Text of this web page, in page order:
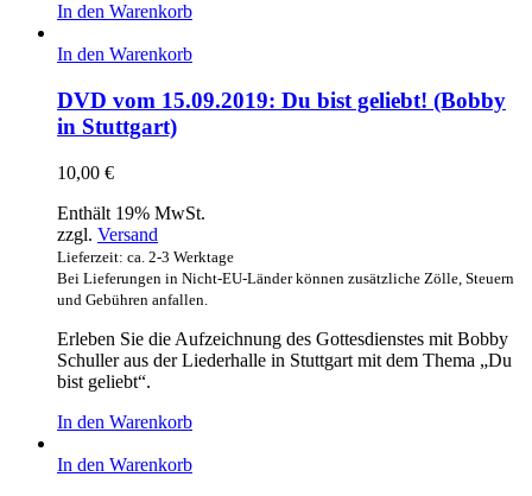
In den Warenkorb
In den Warenkorb
DVD vom 15.09.2019: Du bist geliebt! (Bobby
in Stuttgart)
10,00 €
Enthält 19% MwSt.
zzgl. Versand
Lieferzeit: ca. 2-3 Werktage
Bei Lieferungen in Nicht-EU-Länder können zusätzliche Zölle, Steuern
und Gebühren anfallen.
Erleben Sie die Aufzeichnung des Gottesdienstes mit Bobby
Schuller aus der Liederhalle in Stuttgart mit dem Thema „Du
bist geliebt“.
In den Warenkorb
In den Warenkorb